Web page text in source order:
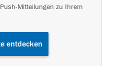
Mitteilungen zu Ihrem
entdecken